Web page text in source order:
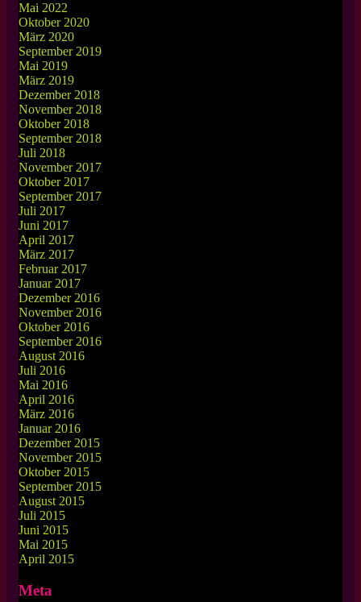
Mai 2022
Oktober 2020
März 2020
September 2019
Mai 2019
März 2019
Dezember 2018
November 2018
Oktober 2018
September 2018
Juli 2018
November 2017
Oktober 2017
September 2017
Juli 2017
Juni 2017
April 2017
März 2017
Februar 2017
Januar 2017
Dezember 2016
November 2016
Oktober 2016
September 2016
August 2016
Juli 2016
Mai 2016
April 2016
März 2016
Januar 2016
Dezember 2015
November 2015
Oktober 2015
September 2015
August 2015
Juli 2015
Juni 2015
Mai 2015
April 2015
Meta